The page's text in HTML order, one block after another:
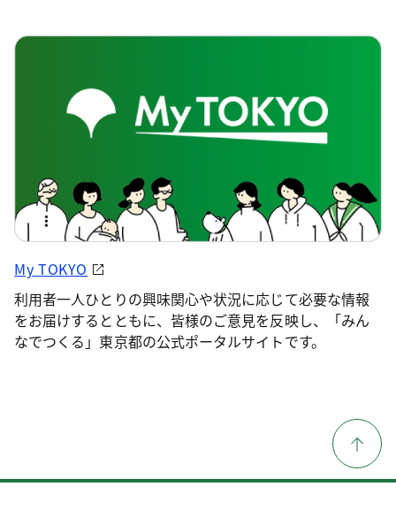
My TOKYO
利用者一人ひとりの興味関心や状況に応じて必要な情報
をお届けするとともに、皆様のご意見を反映し、「みん
なでつくる」東京都の公式ポータルサイトです。